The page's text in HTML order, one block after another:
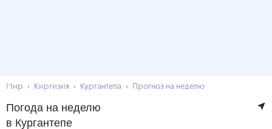
Мир Киргизия Кургантепа Прогноз на неделю
Погода на неделю
в Кургантепе